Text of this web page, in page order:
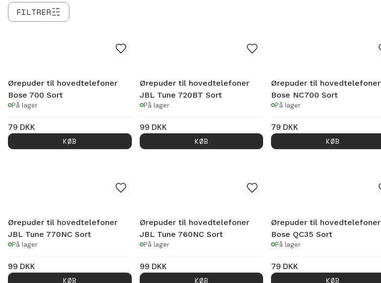
FILTRER
Ørepuder til hovedtelefoner
Bose 700 Sort
På lager
79 DKK
KØB
Ørepuder til hovedtelefoner
JBL Tune 720BT Sort
På lager
99 DKK
KØB
Ørepuder til hovedtelefoner
Bose NC700 Sort
På lager
79 DKK
KØB
Ørepuder til hovedtelefoner
JBL Tune 770NC Sort
På lager
99 DKK
KØB
Ørepuder til hovedtelefoner
JBL Tune 760NC Sort
På lager
99 DKK
KØB
Ørepuder til hovedtelefoner
Bose QC35 Sort
På lager
79 DKK
KØB